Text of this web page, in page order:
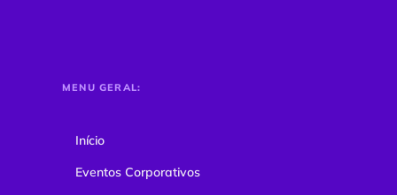
MENU GERAL:
Início
Eventos Corporativos